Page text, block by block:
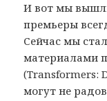
И вот мы
премьеры
Сейчас мы
материалами
(Transformers:
могут не